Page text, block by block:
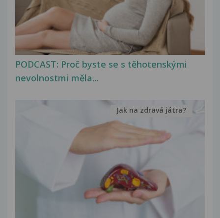
PODCAST: Proč byste se s těhotenskými
nevolnostmi měla...
Jak na zdravá játra?